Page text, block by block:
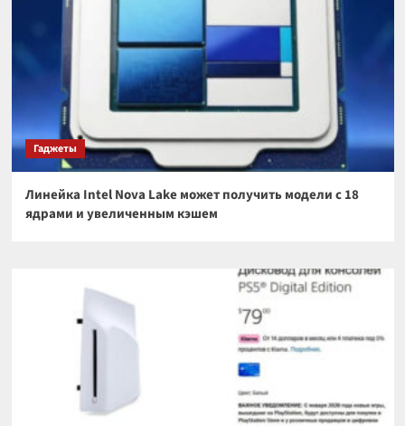
Гаджеты
Линейка Intel Nova Lake может получить модели с 18
ядрами и увеличенным кэшем